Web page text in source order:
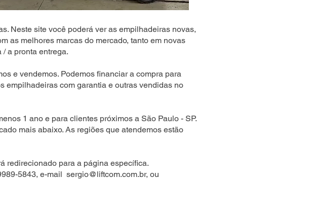
Neste site você poderá ver as empilhadeiras novas,
as melhores marcas do mercado, tanto em novas
a pronta entrega.
e vendemos. Podemos financiar a compra para
empilhadeiras com garantia e outras vendidas no
1 ano e para clientes próximos a São Paulo - SP.
mais abaixo. As regiões que atendemos estão
redirecionado para a página específica.
5843, e-mail sergio@liftcom.com.br, ou